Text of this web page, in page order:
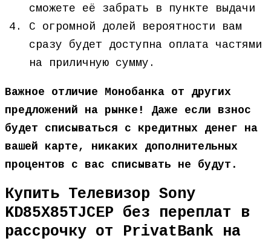
сможете её забрать в пункте выдачи
С огромной долей вероятности вам
сразу будет доступна оплата частями
на приличную сумму.
Важное отличие Монобанка от других
предложений на рынке! Даже если взнос
будет списываться с кредитных денег на
вашей карте, никаких дополнительных
процентов с вас списывать не будут.
Купить Телевизор Sony
KD85X85TJCEP без переплат в
рассрочку от PrivatBank на